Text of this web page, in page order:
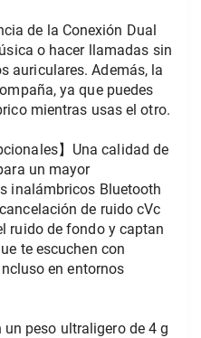
de la Conexión Dual
o hacer llamadas sin
auriculares. Además, la
ya que puedes
mientras usas el otro.
】Una calidad de
un mayor
inalámbricos Bluetooth
de ruido cVc
ruido de fondo y captan
te escuchen con
en entornos
un peso ultraligero de 4 g